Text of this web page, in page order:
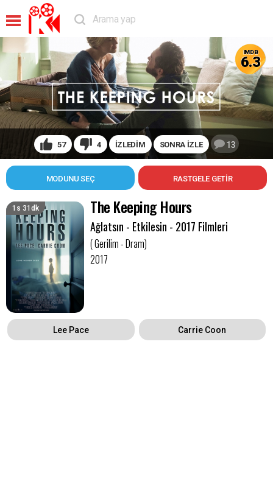
57 4 İZLEDİM SONRA İZLE 13
MODUNU SEÇ
1s 31dk
IMDB
6.3
The Keeping Hours
Ağlatsın - Etkilesin - 2017 Filmleri
( Gerilim - Dram)
2017
Lee Pace Carrie Coon